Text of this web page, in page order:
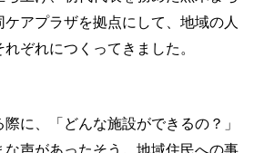
アプラザを拠点にして、地域の人
ぞれにつくってきました。
に、「どんな施設ができるの？」